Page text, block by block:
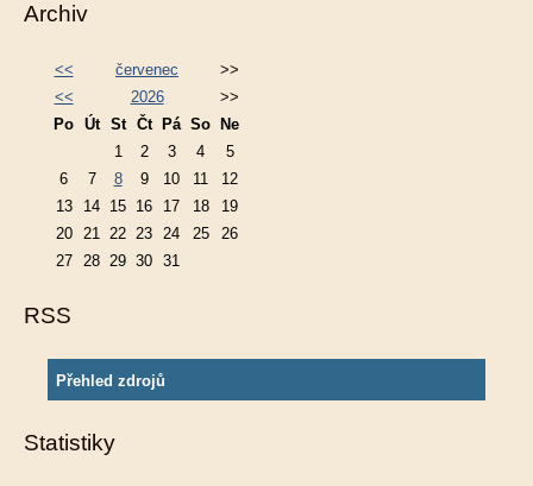
Archiv
<< červenec
>>
<<
2026
>>
Po Út St Čt Pá So
Ne
1
2 3 4
5
6
7 8 9 10 11
12
13
14 15 16 17 18
19
20
21 22 23 24 25
26
27
28 29 30 31
RSS
Přehled zdrojů
Statistiky